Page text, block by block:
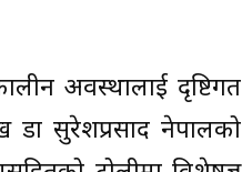
अवस्थालाई दृष्टिगत
सुरेशप्रसाद नेपालको